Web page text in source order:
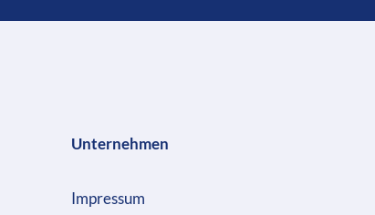
Unternehmen
Impressum